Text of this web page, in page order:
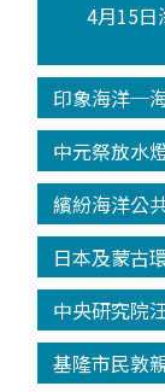
4月15日
印象海洋─
中元祭放水
繽紛海洋公
日本及蒙古
中央研究院
基隆市民敦